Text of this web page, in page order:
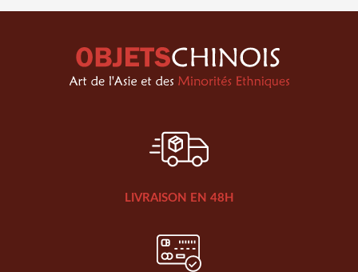
LIVRAISON EN 48H